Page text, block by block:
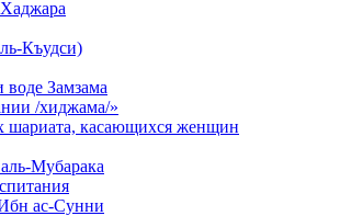
Къудси)
Замзама
/хиджама/»
шариата, касающихся женщин
Мубарака
ас-Сунни